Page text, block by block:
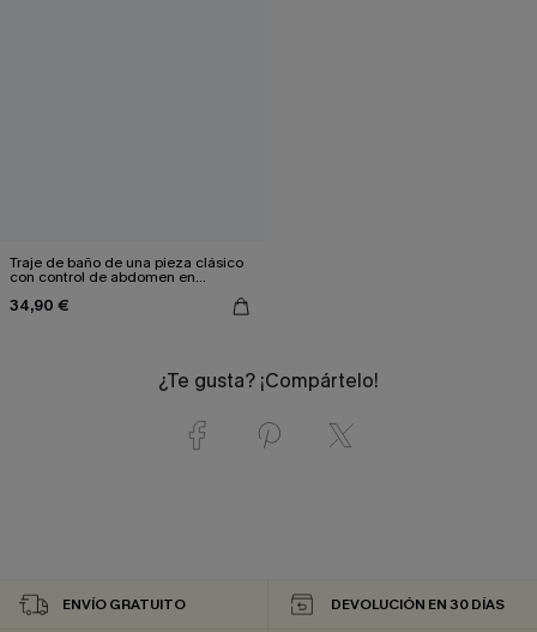
Traje de baño de una pieza clásico
con control de abdomen en
34,90 €
¿Te gusta? ¡Compártelo!
ENVÍO GRATUITO DEVOLUCIÓN EN 30 DÍAS